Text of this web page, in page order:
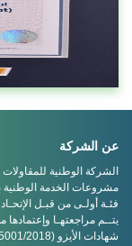
عن الشركة
الشركة الوطنية
فئـة أولـى من قبـل
يتــم مراجعتهـا